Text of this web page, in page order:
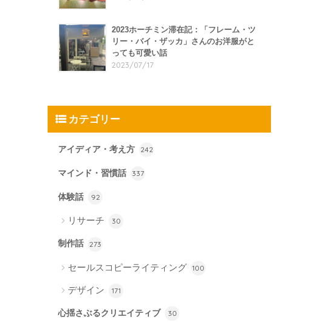
2023ホーチミン滞在記：「フレーム・ツ
リー・バイ・ザッカ」さんのお洋服がと
っても可愛い話
2023/07/17
カテゴリー
アイディア・考え方 242
マインド・習慣話 337
体験話 92
リサーチ 30
制作話 273
セールスコピーライティング 100
デザイン 171
心揺さぶるクリエイティブ 30